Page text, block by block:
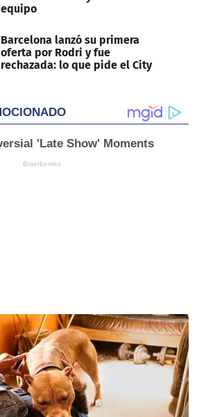
equipo
Barcelona lanzó su primera
oferta por Rodri y fue
rechazada: lo que pide el City